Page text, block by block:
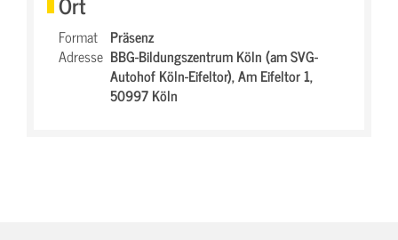
Format Präsenz
Adresse BBG-Bildungszentrum Köln (am SVG-
Autohof Köln-Eifeltor),Am Eifeltor 1,
50997 Köln